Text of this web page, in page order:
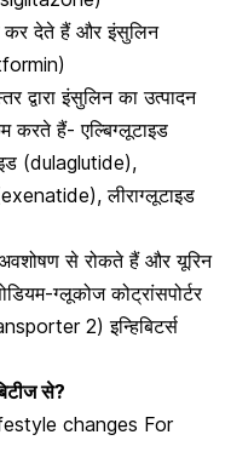
देते हैं और इंसुलिन
द्वारा इंसुलिन का उत्पादन
करते हैं- एल्बिग्लूटाइड
(dulaglutide),
लीराग्लूटाइड
अवशोषण से रोकते हैं और यूरिन
ग्लूकोज कोट्रांसपोर्टर
2) इन्हिबिटर्स
से?
changes For